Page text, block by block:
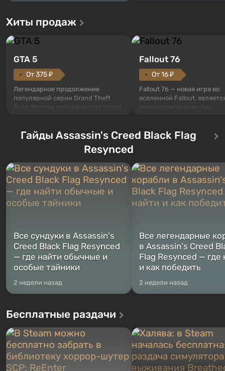
Хиты продаж
GTA 5
От 375 ₽
Легендарное продолжение
популярной серии Grand Theft
Auto. Местом действия стал город
Впервые игра расскажет историю
Тревора и Франклина, между
которыми вы сможете
переключаться в любое время.
Жанр и...
Fallout 76
От 16 ₽
Fallout 76 — новая игра во
вселенной Fallout,
приквелом ко всем без
76, первого среди
Оно же, по задумке
первым после того, как на
Америку упадут ядерные
Место действия Fallout...
Гайды Assassin's Creed Black Flag
Resynced
Все сундуки в Assassin's
Creed Black Flag Resynced
— где найти обычные и
особые тайники
2 недели назад
Все легендарные
в Assassin's Creed
Flag Resynced — где
и как победить
2 недели назад
Бесплатные раздачи